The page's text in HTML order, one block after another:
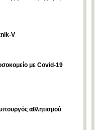
V
με Covid-19
αθλητισμού